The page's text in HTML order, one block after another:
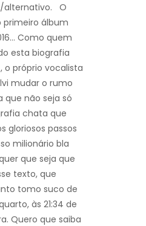
alternativo. O
primeiro álbum
Como quem
esta biografia
o próprio vocalista
mudar o rumo
que não seja só
chata que
gloriosos passos
milionário bla
que seja que
texto, que
tomo suco de
às 21:34 de
Quero que saiba